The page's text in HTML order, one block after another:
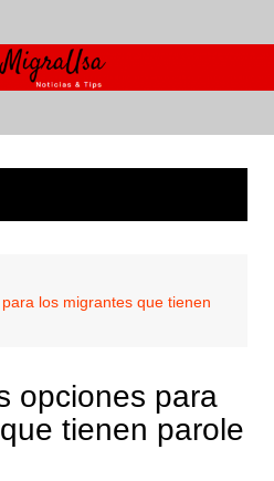
los migrantes que tienen
opciones para
tienen parole